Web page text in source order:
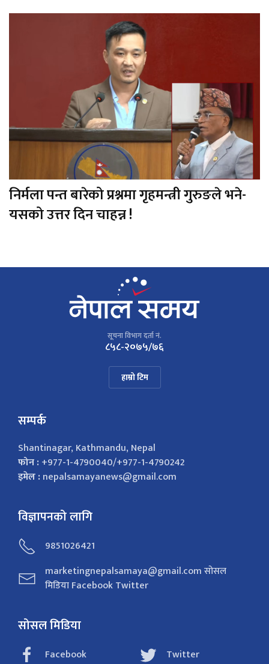
निर्मला पन्त बारेको प्रश्नमा गृहमन्त्री गुरुङले भने-
यसको उत्तर दिन चाहन्न !
सूचना विभाग दर्ता नं.
८५८-२०७५/७६
हाम्रो टिम
सम्पर्क
Shantinagar, Kathmandu, Nepal
फोन :+977-1-4790040/+977-1-4790242
इमेल :nepalsamayanews@gmail.com
विज्ञापनको लागि
9851026421
marketingnepalsamaya@gmail.com सोसल
मिडिया Facebook Twitter
सोसल मिडिया
Facebook Twitter